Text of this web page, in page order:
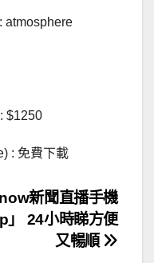
atmosphere
$1250
: 免費下載
now新聞直播手機
」 24小時睇方便
又暢順